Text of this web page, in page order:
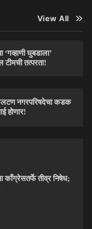
View All
घुबडाला’
टीमची तत्परता!
नगरपरिषदेचा कडक
होणार!
काँग्रेसतर्फे तीव्र निषेध;